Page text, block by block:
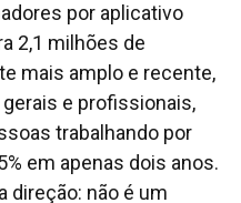
por aplicativo
2,1 milhões de
mais amplo e recente,
e profissionais,
trabalhando por
em apenas dois anos.
direção: não é um